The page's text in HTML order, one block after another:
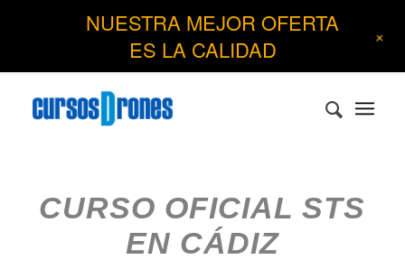
CURSO OFICIAL STS
EN CÁDIZ
NUESTRA MEJOR OFERTA
ES LA CALIDAD
+